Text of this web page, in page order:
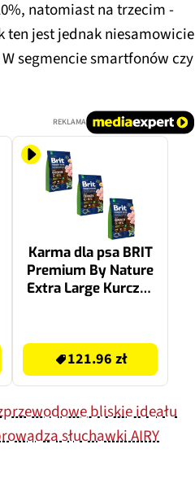
natomiast na trzecim -
ten jest jednak niesamowicie
segmencie smartfonów czy
REKLAMA
Karma dla psa BRIT
Premium By Nature
Extra Large Kurczak
121.96 zł
bliskie ideału
słuchawki AIRY